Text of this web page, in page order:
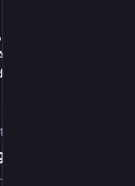
Plattformen, weil
wie
sein.
GmbH